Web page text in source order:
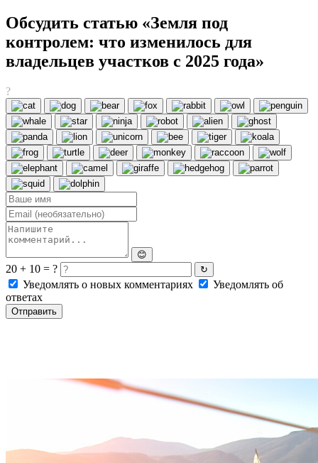
Обсудить статью «Земля под
контролем: что изменилось для
владельцев участков с 2025 года»
?
😊
20 + 10 = ? ↻
Уведомлять о новых комментариях
Уведомлять об
ответах
Отправить